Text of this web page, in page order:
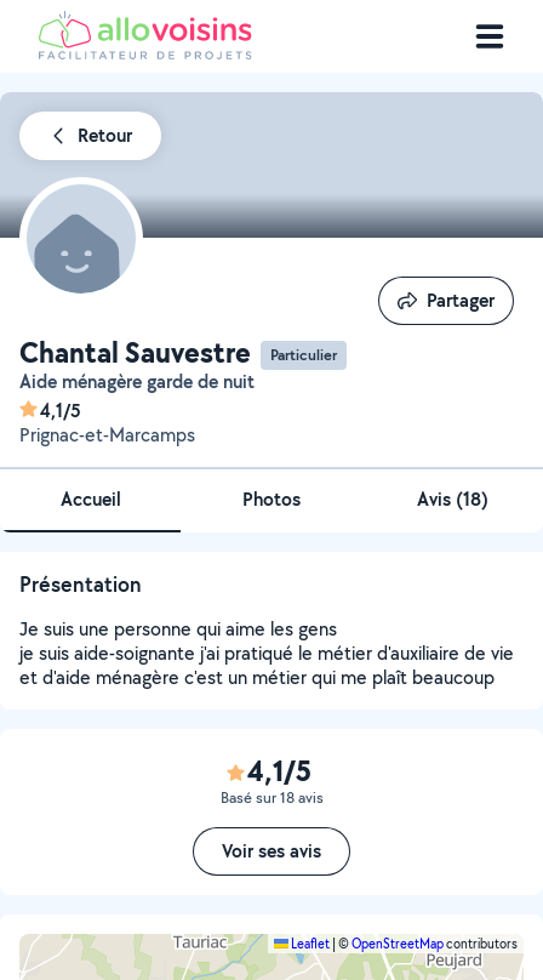
Retour
Chantal Sauvestre Particulier
Aide ménagère garde de nuit
4,1/5
Prignac-et-Marcamps
Partager
Partager
Accueil Photos Avis (18)
Présentation
Je suis une personne qui aime les gens
je suis aide-soignante j'ai pratiqué le métier d'auxiliaire de vie
et d'aide ménagère c'est un métier qui me plaît beaucoup
4,1/5
Basé sur 18 avis
Voir ses avis
Leaflet ©OpenStreetMapcontributors